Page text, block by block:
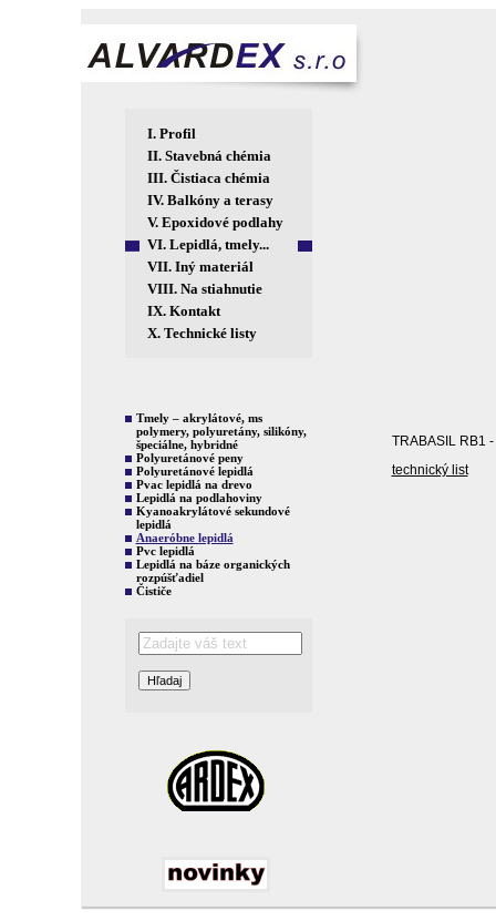
I. Profil
II. Stavebná chémia
III. Čistiaca chémia
IV. Balkóny a terasy
V. Epoxidové podlahy
VI. Lepidlá, tmely...
VII. Iný materiál
VIII. Na stiahnutie
IX. Kontakt
X. Technické listy
Tmely – akrylátové, ms
polymery, polyuretány, silikóny,
špeciálne, hybridné
Polyuretánové peny
Polyuretánové lepidlá
Pvac lepidlá na drevo
Lepidlá na podlahoviny
Kyanoakrylátové sekundové
lepidlá
Anaeróbne lepidlá
Pvc lepidlá
Lepidlá na báze organických
rozpúšťadiel
Čističe
TRABASIL RB1
technický list